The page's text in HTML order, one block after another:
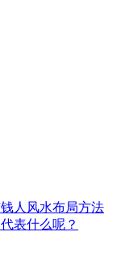
人风水布局方法
表什么呢？